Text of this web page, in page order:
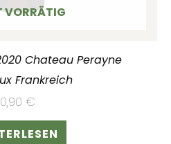
VORRÄTIG
Chateau Perayne
Frankreich
€